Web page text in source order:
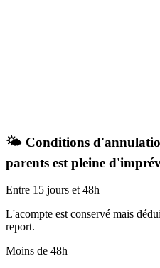
🌤️ Conditions
parents est pleine
Entre 15 jours et 48h
L'acompte est conservé mais
report.
Moins de 48h